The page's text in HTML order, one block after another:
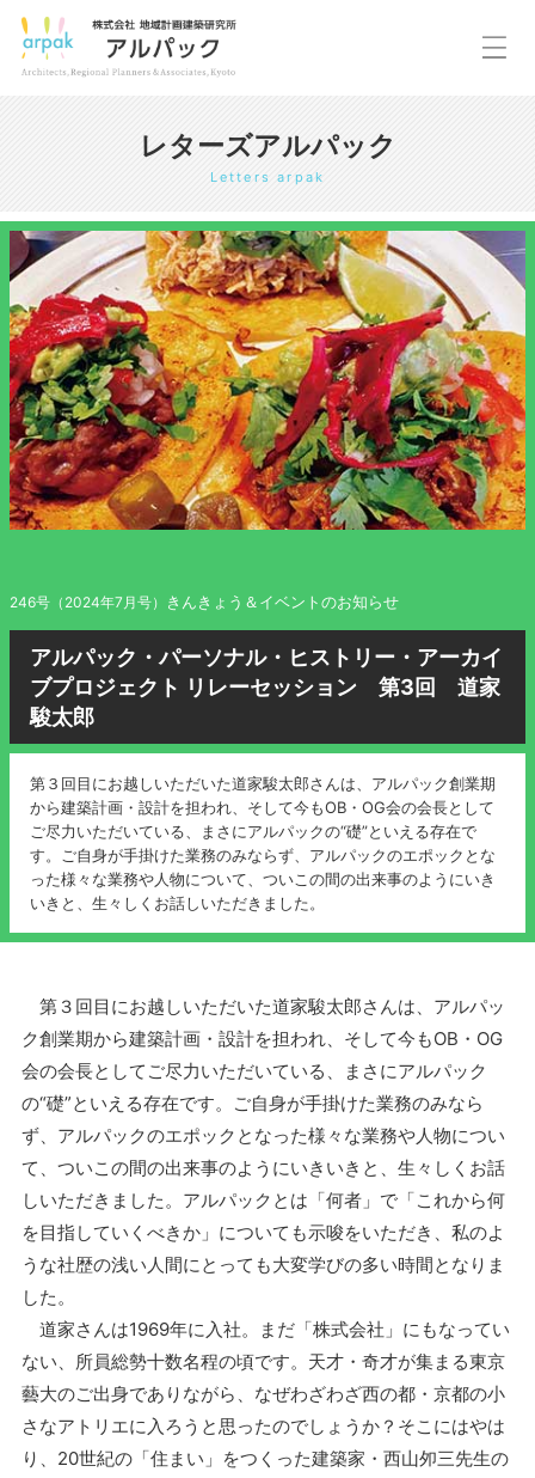
レターズアルパック
Letters arpak
246号（2024年7月号） きんきょう＆イベントのお知らせ
アルパック・パーソナル・ヒストリー・アーカイ
ブプロジェクト リレーセッション 第3回 道家
駿太郎
第３回目にお越しいただいた道家駿太郎さんは、アルパック創業期
から建築計画・設計を担われ、そして今もOB・OG会の会長として
ご尽力いただいている、まさにアルパックの“礎”といえる存在で
す。ご自身が手掛けた業務のみならず、アルパックのエポックとな
った様々な業務や人物について、ついこの間の出来事のようにいき
いきと、生々しくお話しいただきました。
第３回目にお越しいただいた道家駿太郎さんは、アルパッ
ク創業期から建築計画・設計を担われ、そして今もOB・OG
会の会長としてご尽力いただいている、まさにアルパック
の“礎”といえる存在です。ご自身が手掛けた業務のみなら
ず、アルパックのエポックとなった様々な業務や人物につい
て、ついこの間の出来事のようにいきいきと、生々しくお話
しいただきました。アルパックとは「何者」で「これから何
を目指していくべきか」についても示唆をいただき、私のよ
うな社歴の浅い人間にとっても大変学びの多い時間となりま
した。
道家さんは1969年に入社。まだ「株式会社」にもなってい
ない、所員総勢十数名程の頃です。天才・奇才が集まる東京
藝大のご出身でありながら、なぜわざわざ西の都・京都の小
さなアトリエに入ろうと思ったのでしょうか？そこにはやは
り、20世紀の「住まい」をつくった建築家・西山夘三先生の